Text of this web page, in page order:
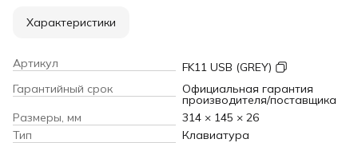
Характеристики
Артикул
FK11 USB (GREY)
Гарантийный срок
Официальная гарантия
производителя/поставщика
Размеры, мм
314 × 145 × 26
Тип
Клавиатура